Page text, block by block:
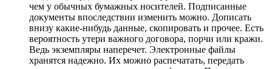
чем у обычных бумажных носителей. Подписанные
документы впоследствии изменить можно. Дописать
внизу какие-нибудь данные, скопировать и прочее. Есть
вероятность утери важного договора, порчи или кражи.
Ведь экземпляры наперечет. Электронные файлы
хранятся надежно. Их можно распечатать, передать